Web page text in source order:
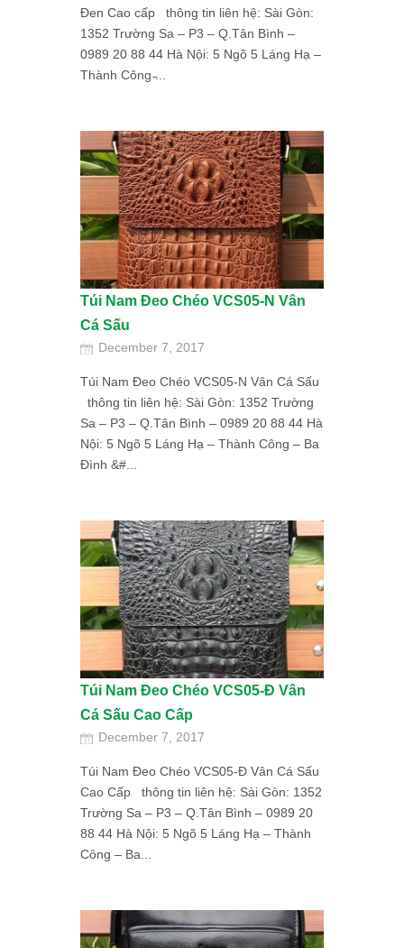
Đen Cao cấp thông tin liên hệ: Sài Gòn:
1352 Trường Sa – P3 – Q.Tân Bình –
0989 20 88 44 Hà Nội: 5 Ngõ 5 Láng Hạ –
Thành Công ̵...
Túi Nam Đeo Chéo VCS05-N Vân
Cá Sấu
December 7, 2017
Túi Nam Đeo Chéo VCS05-N Vân Cá Sấu
thông tin liên hệ: Sài Gòn: 1352 Trường
Sa – P3 – Q.Tân Bình – 0989 20 88 44 Hà
Nội: 5 Ngõ 5 Láng Hạ – Thành Công – Ba
Đình &#...
Túi Nam Đeo Chéo VCS05-Đ Vân
Cá Sấu Cao Cấp
December 7, 2017
Túi Nam Đeo Chéo VCS05-Đ Vân Cá Sấu
Cao Cấp thông tin liên hệ: Sài Gòn: 1352
Trường Sa – P3 – Q.Tân Bình – 0989 20
88 44 Hà Nội: 5 Ngõ 5 Láng Hạ – Thành
Công – Ba...